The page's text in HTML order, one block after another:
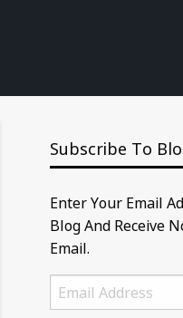
Subscribe To
Enter Your Email
Blog And Receive
Email.
Email
Address